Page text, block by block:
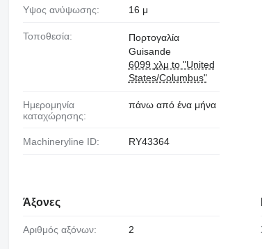
Ύψος ανύψωσης: 16 μ
Τοποθεσία:
Πορτογαλία
Guisande
6099 χλμ to "United
States/Columbus"
Ημερομηνία
καταχώρησης:
πάνω από ένα μήνα
Machineryline ID: RY43364
Άξονες
Αριθμός αξόνων: 2